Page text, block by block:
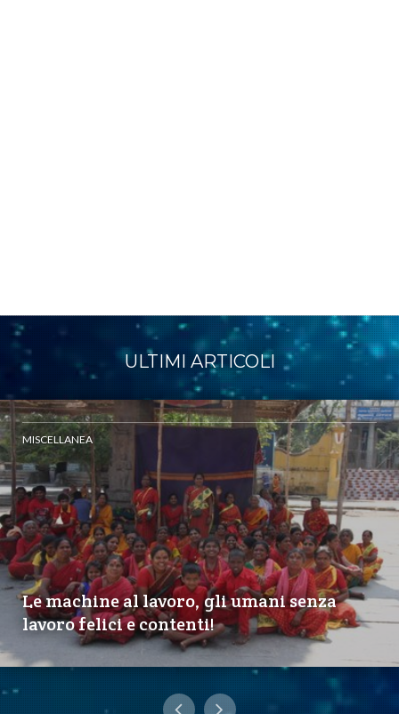
ULTIMI ARTICOLI
MISCELLANEA
Le machine al lavoro, gli umani senza
lavoro felici e contenti!